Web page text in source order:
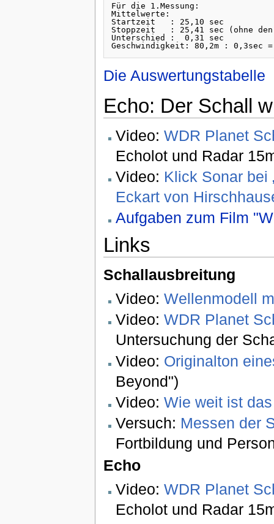
Für die 1.Messung:
Mittelwerte:
Startzeit   : 25,10 sec
Stoppzeit   : 25,41 sec (ohne
Unterschied :  0,31 sec
Die Auswertungstabelle
Echo: Der Schall
Video: WDR Planet
Echolot und Radar
Video: Klick Sonar bei
Eckart von
Aufgaben zum Film
Links
Schallausbreitung
Video: Wellenmodell
Video: WDR Planet
Untersuchung der
Video: Originalton
Beyond")
Video: Wie weit ist
Versuch: Messen der
Fortbildung und
Echo
Video: WDR Planet
Echolot und Radar